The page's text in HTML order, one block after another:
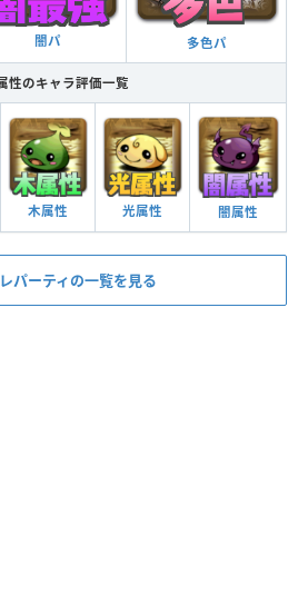
闇パ 多色パ
性のキャラ評価一覧
木属性 光属性 闇属性
パーティの一覧を見る